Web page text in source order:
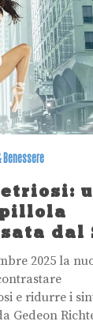
Benessere
dal
2025 la
e ridurre i
Gedeon